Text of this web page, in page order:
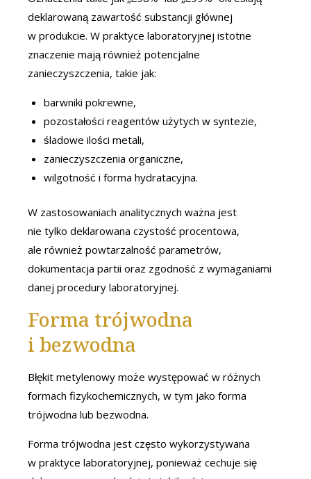
deklarowaną zawartość substancji głównej
w produkcie. W praktyce laboratoryjnej istotne
znaczenie mają również potencjalne
zanieczyszczenia, takie jak:
barwniki pokrewne,
pozostałości reagentów użytych w syntezie,
śladowe ilości metali,
zanieczyszczenia organiczne,
wilgotność i forma hydratacyjna.
W zastosowaniach analitycznych ważna jest
nie tylko deklarowana czystość procentowa,
ale również powtarzalność parametrów,
dokumentacja partii oraz zgodność z wymaganiami
danej procedury laboratoryjnej.
Forma trójwodna
i bezwodna
Błękit metylenowy może występować w różnych
formach fizykochemicznych, w tym jako forma
trójwodna lub bezwodna.
Forma trójwodna jest często wykorzystywana
w praktyce laboratoryjnej, ponieważ cechuje się